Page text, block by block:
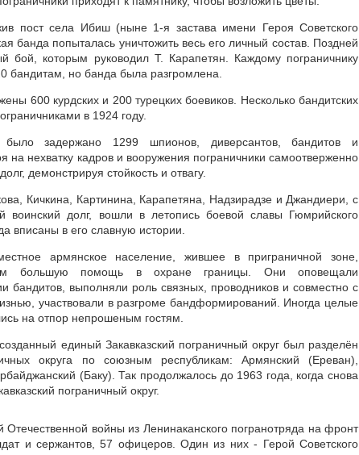
пост села Ибиш (ныне 1-я застава имени Героя Советского
банда попыталась уничтожить весь его личный состав. Поздней
бой, которым руководил Т. Карапетян. Каждому пограничнику
бандитам, но банда была разгромлена.
600 курдских и 200 турецких боевиков. Несколько бандитских
в 1924 году.
задержано 1299 шпионов, диверсантов, бандитов и
на нехватку кадров и вооружения пограничники самоотверженно
демонстрируя стойкость и отвагу.
Кичкина, Картинина, Карапетяна, Надзирадзе и Джандиери, с
воинский долг, вошли в летопись боевой славы Гюмрийского
вписаны в его славную истории.
армянское население, жившее в приграничной зоне,
большую помощь в охране границы. Они оповещали
бандитов, выполняли роль связных, проводников и совместно с
участвовали в разгроме бандформирований. Иногда целые
на отпор непрошеным гостям.
единый Закавказский пограничный округ был разделён
округа по союзным республикам: Армянский (Ереван),
(Баку). Так продолжалось до 1963 года, когда снова
пограничный округ.
войны из Ленинаканского погранотряда на фронт
и сержантов, 57 офицеров. Один из них - Герой Советского